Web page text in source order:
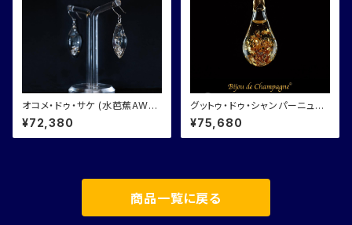
オコメ・ドゥ・サケ (水芭蕉AWA
SAKEのお米) ピアス/イヤリン
グ ガラスジュエリー
¥72,380
グットゥ・ドゥ・シャンパーニュ
(シャンパーニュの雫) ネックレ
ス ガラスジュエリー
¥75,680
商品一覧に戻る